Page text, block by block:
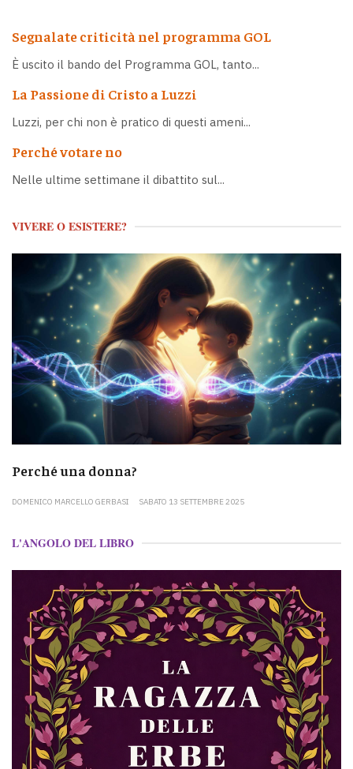
Segnalate criticità nel programma GOL
È uscito il bando del Programma GOL, tanto...
La Passione di Cristo a Luzzi
Luzzi, per chi non è pratico di questi ameni...
Perché votare no
Nelle ultime settimane il dibattito sul...
VIVERE O ESISTERE?
Perché una donna?
DOMENICO MARCELLO GERBASI SABATO 13 SETTEMBRE 2025
L'ANGOLO DEL LIBRO